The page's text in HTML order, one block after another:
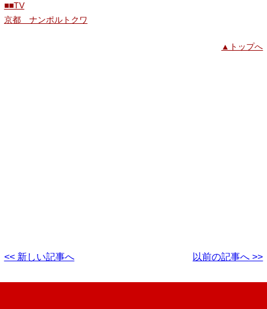
■■TV
京都 ナンポルトクワ
▲トップへ
<< 新しい記事へ 以前の記事へ >>